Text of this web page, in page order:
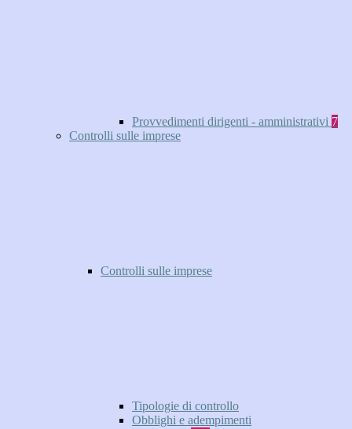
Provvedimenti dirigenti - amministrativi 7
Controlli sulle imprese
Controlli sulle imprese
Tipologie di controllo
Obblighi e adempimenti